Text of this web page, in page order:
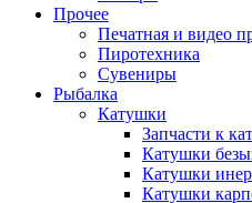
Прочее
Печатная и видео
Пиротехника
Сувениры
Рыбалка
Катушки
Запчасти к
Катушки
Катушки
Катушки